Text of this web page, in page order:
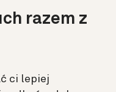
razem z
ci lepiej